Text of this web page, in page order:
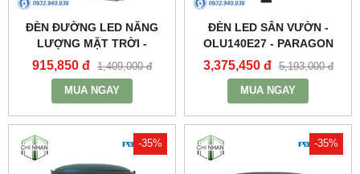
ĐÈN ĐƯỜNG LED NĂNG
LƯỢNG MẶT TRỜI -
PSOWA565 - PARAGON
915,850 đ 1,409,000 đ
MUA NGAY
ĐÈN LED SÂN VƯỜN -
OLU140E27 - PARAGON
3,375,450 đ 5,193,000 đ
MUA NGAY
-35% -35%